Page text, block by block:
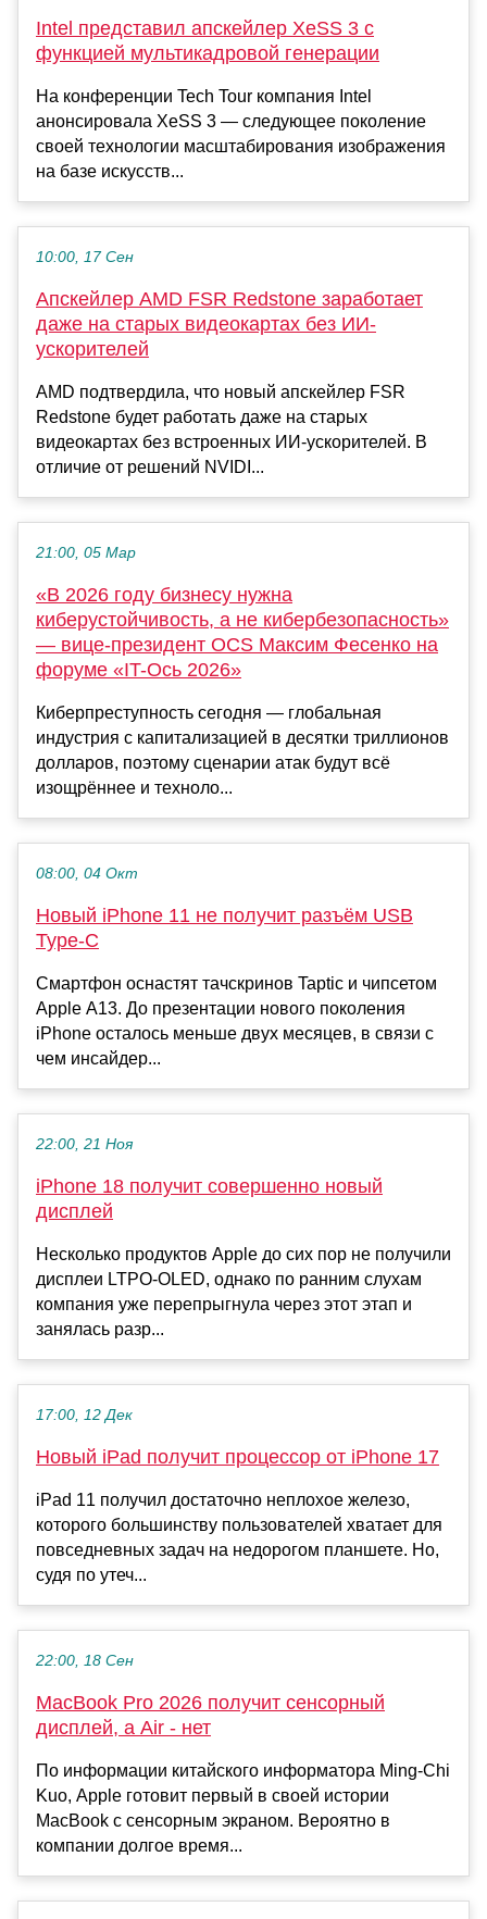
Intel представил апскейлер XeSS 3 с
функцией мультикадровой генерации
На конференции Tech Tour компания Intel
анонсировала XeSS 3 — следующее поколение
своей технологии масштабирования изображения
на базе искусств...
10:00, 17 Сен
Апскейлер AMD FSR Redstone заработает
даже на старых видеокартах без ИИ-
ускорителей
AMD подтвердила, что новый апскейлер FSR
Redstone будет работать даже на старых
видеокартах без встроенных ИИ-ускорителей. В
отличие от решений NVIDI...
21:00, 05 Мар
«В 2026 году бизнесу нужна
киберустойчивость, а не кибербезопасность»
— вице-президент OCS Максим Фесенко на
форуме «IT-Ось 2026»
Киберпреступность сегодня — глобальная
индустрия с капитализацией в десятки триллионов
долларов, поэтому сценарии атак будут всё
изощрённее и техноло...
08:00, 04 Окт
Новый iPhone 11 не получит разъём USB
Type-C
Смартфон оснастят тачскринов Taptic и чипсетом
Apple A13. До презентации нового поколения
iPhone осталось меньше двух месяцев, в связи с
чем инсайдер...
22:00, 21 Ноя
iPhone 18 получит совершенно новый
дисплей
Несколько продуктов Apple до сих пор не получили
дисплеи LTPO-OLED, однако по ранним слухам
компания уже перепрыгнула через этот этап и
занялась разр...
17:00, 12 Дек
Новый iPad получит процессор от iPhone 17
iPad 11 получил достаточно неплохое железо,
которого большинству пользователей хватает для
повседневных задач на недорогом планшете. Но,
судя по утеч...
22:00, 18 Сен
MacBook Pro 2026 получит сенсорный
дисплей, а Air - нет
По информации китайского информатора Ming-Chi
Kuo, Apple готовит первый в своей истории
MacBook с сенсорным экраном. Вероятно в
компании долгое время...